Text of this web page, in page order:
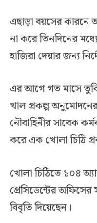
এছাড়া বয়সের
না করে তিনদিনের
হাজিরা দেয়ার জন্য
এর আগে গত মাসে তুর্কি
খাল প্রকল্প
নৌবাহিনীর সাবেক
করে এক খোলা চিঠি
খোলা চিঠিতে ১০৪
প্রেসিডেন্টের
বিবৃতি দিয়েছেন।